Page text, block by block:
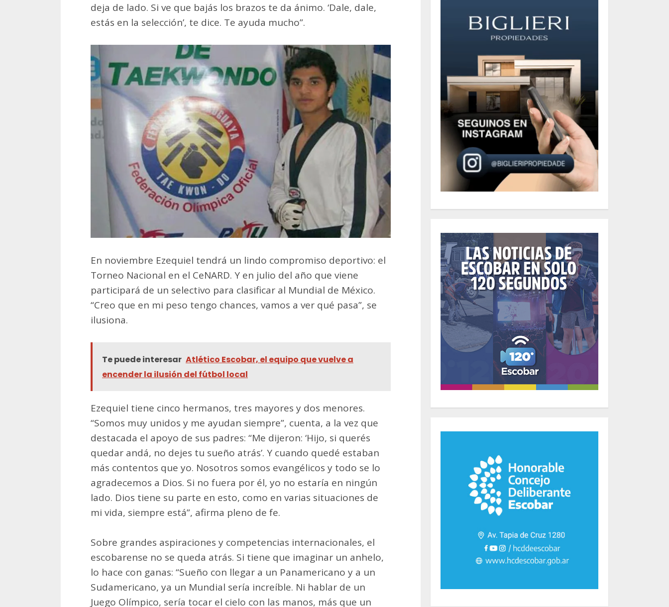
deja de lado. Si ve que bajás los brazos te da ánimo. ‘Dale, dale,
estás en la selección’, te dice. Te ayuda mucho”.
En noviembre Ezequiel tendrá un lindo compromiso deportivo: el
Torneo Nacional en el CeNARD. Y en julio del año que viene
participará de un selectivo para clasificar al Mundial de México.
“Creo que en mi peso tengo chances, vamos a ver qué pasa”, se
ilusiona.
Te puede interesar Atlético Escobar, el equipo que vuelve a
encender la ilusión del fútbol local
Ezequiel tiene cinco hermanos, tres mayores y dos menores.
“Somos muy unidos y me ayudan siempre”, cuenta, a la vez que
destacada el apoyo de sus padres: “Me dijeron: ‘Hijo, si querés
quedar andá, no dejes tu sueño atrás’. Y cuando quedé estaban
más contentos que yo. Nosotros somos evangélicos y todo se lo
agradecemos a Dios. Si no fuera por él, yo no estaría en ningún
lado. Dios tiene su parte en esto, como en varias situaciones de
mi vida, siempre está”, afirma pleno de fe.
Sobre grandes aspiraciones y competencias internacionales, el
escobarense no se queda atrás. Si tiene que imaginar un anhelo,
lo hace con ganas: “Sueño con llegar a un Panamericano y a un
Sudamericano, ya un Mundial sería increíble. Ni hablar de un
Juego Olímpico, sería tocar el cielo con las manos, más que un